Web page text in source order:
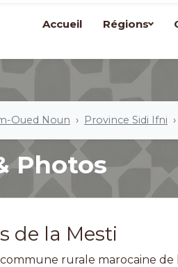
Accueil Régions
Oued Noun Province Sidi Ifni
Photos
de la Mesti
rurale marocaine de